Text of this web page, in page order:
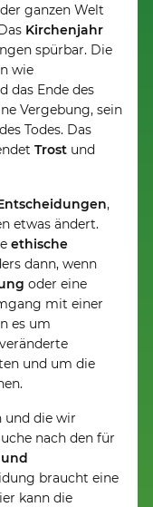
ganzen Welt
Kirchenjahr
spürbar. Die
wie
das Ende des
Vergebung, sein
Todes. Das
Trost und
,
etwas ändert.
ethische
dann, wenn
oder eine
mit einer
es um
und um die
und die wir
nach den für
braucht eine
kann die